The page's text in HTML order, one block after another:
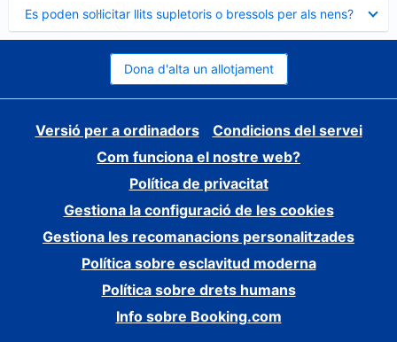
Es poden sol·licitar llits supletoris o bressols per als nens?
tancat
Dona d'alta un allotjament
Versió per a ordinadors
Condicions del servei
Com funciona el nostre web?
Política de privacitat
Gestiona la configuració de les cookies
Gestiona les recomanacions personalitzades
Política sobre esclavitud moderna
Política sobre drets humans
Info sobre Booking.com